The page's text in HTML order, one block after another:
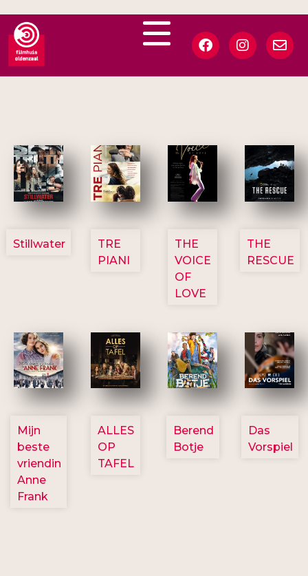
3123
Stillwater
3129
TRE
PIANI
3135
THE
VOICE
OF
LOVE
3148
THE
RESCUE
2757
Mijn
beste
vriendin
Anne
Frank
3154
ALLES
OP
TAFEL
2799
Berend
Botje
2777
Das
Vorspiel